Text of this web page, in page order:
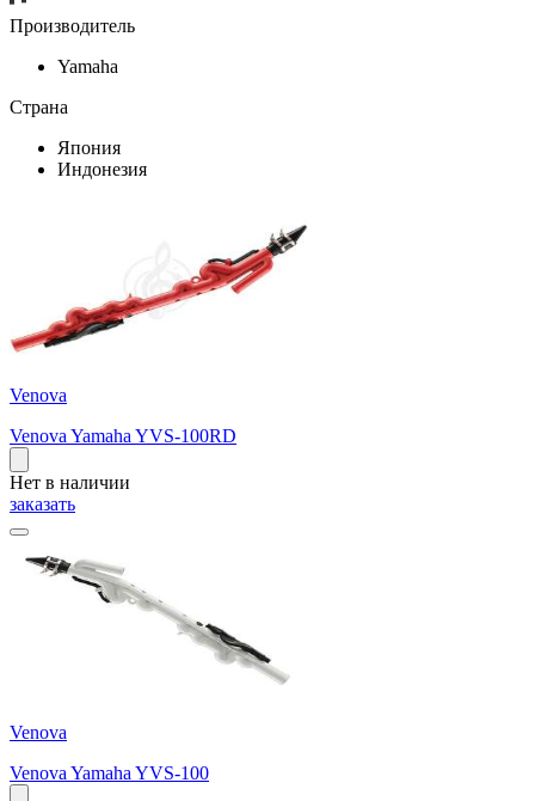
Производитель
Yamaha
Страна
Япония
Индонезия
Venova
Venova Yamaha YVS-100RD
Нет в наличии
заказать
Venova
Venova Yamaha YVS-100